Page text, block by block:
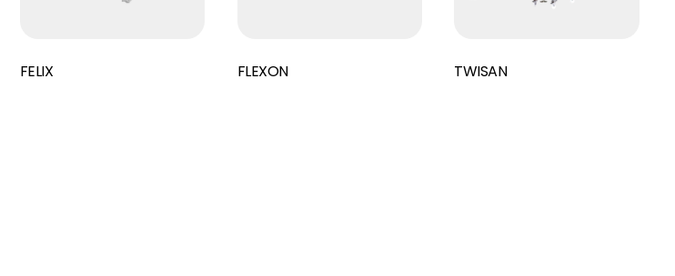
FELIX FLEXON TWISAN